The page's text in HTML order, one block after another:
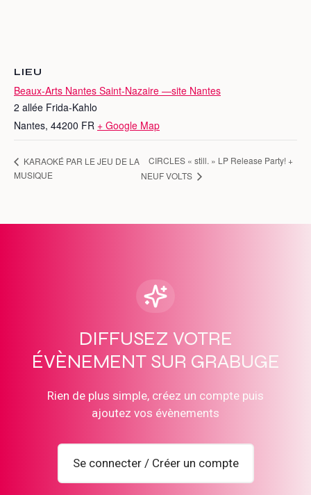
LIEU
Beaux-Arts Nantes Saint-Nazaire —site Nantes
2 allée Frida-Kahlo
Nantes, 44200 FR + Google Map
KARAOKÉ PAR LE JEU DE LA
MUSIQUE
CIRCLES « still. » LP Release Party! +
NEUF VOLTS
DIFFUSEZ VOTRE
ÉVÈNEMENT SUR GRABUGE
Rien de plus simple, créez un compte puis
ajoutez vos évènements
Se connecter / Créer un compte